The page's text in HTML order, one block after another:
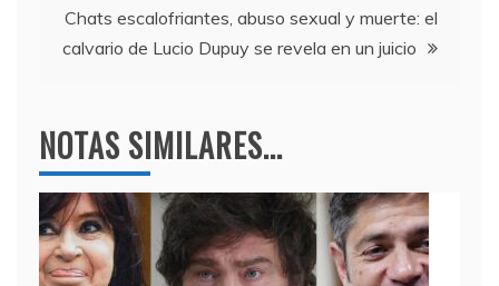
Chats escalofriantes, abuso sexual y muerte: el
calvario de Lucio Dupuy se revela en un juicio
NOTAS SIMILARES...